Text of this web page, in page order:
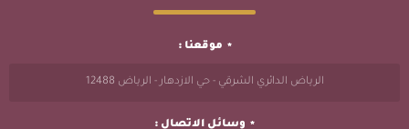
موقعنا :
الرياض الدائري الشرقي - حي الازدهار - الرياض 12488
وسائل الاتصال :